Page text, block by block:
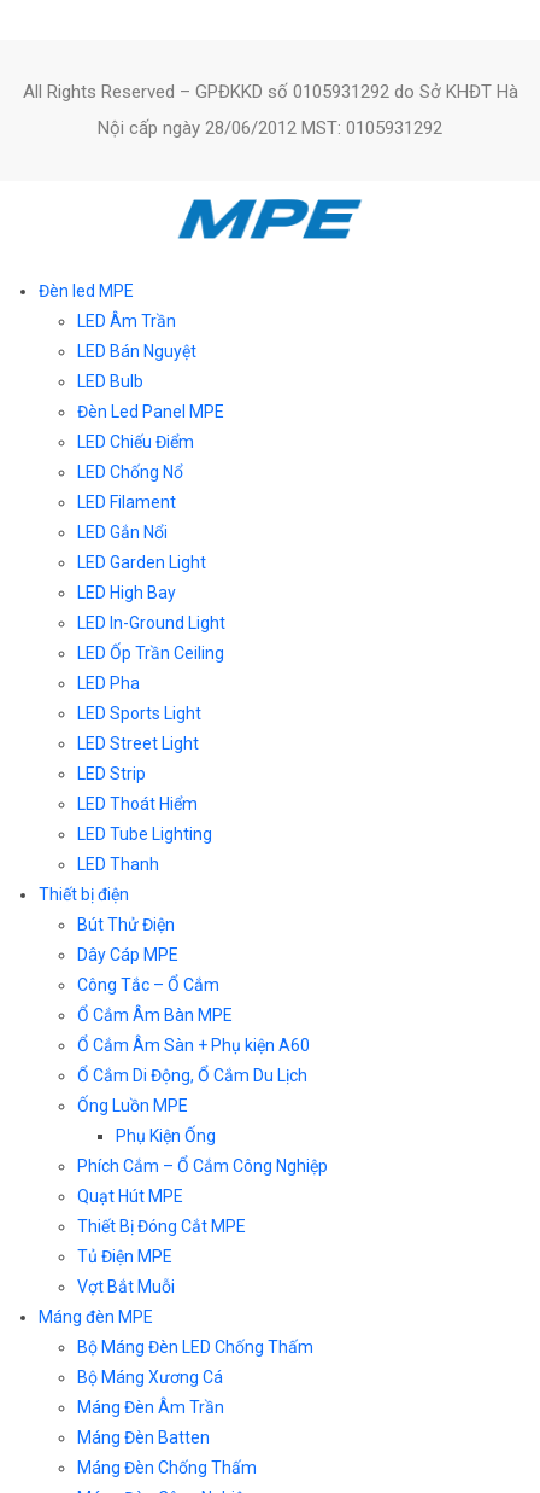
All Rights Reserved – GPĐKKD số 0105931292 do Sở KHĐT Hà
Nội cấp ngày 28/06/2012 MST: 0105931292
Đèn led MPE
LED Âm Trần
LED Bán Nguyệt
LED Bulb
Đèn Led Panel MPE
LED Chiếu Điểm
LED Chống Nổ
LED Filament
LED Gắn Nổi
LED Garden Light
LED High Bay
LED In-Ground Light
LED Ốp Trần Ceiling
LED Pha
LED Sports Light
LED Street Light
LED Strip
LED Thoát Hiểm
LED Tube Lighting
LED Thanh
Thiết bị điện
Bút Thử Điện
Dây Cáp MPE
Công Tắc – Ổ Cắm
Ổ Cắm Âm Bàn MPE
Ổ Cắm Âm Sàn + Phụ kiện A60
Ổ Cắm Di Động, Ổ Cắm Du Lịch
Ống Luồn MPE
Phụ Kiện Ống
Phích Cắm – Ổ Cắm Công Nghiệp
Quạt Hút MPE
Thiết Bị Đóng Cắt MPE
Tủ Điện MPE
Vợt Bắt Muỗi
Máng đèn MPE
Bộ Máng Đèn LED Chống Thấm
Bộ Máng Xương Cá
Máng Đèn Âm Trần
Máng Đèn Batten
Máng Đèn Chống Thấm